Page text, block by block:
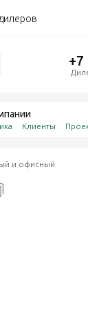
+7
Клиенты
и офисный